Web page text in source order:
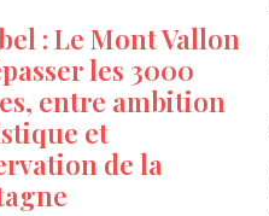
: Le Mont Vallon
les 3000
entre ambition
et
de la